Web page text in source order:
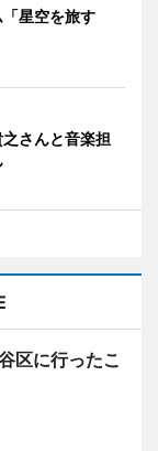
星空を旅す
さんと音楽担
区に行ったこ